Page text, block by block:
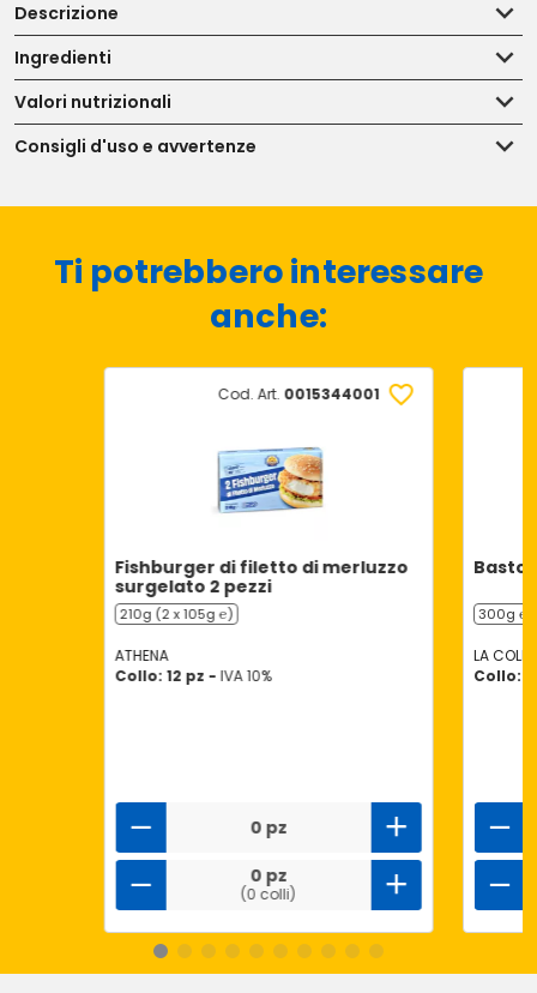
Descrizione
Ingredienti
Valori nutrizionali
Consigli d'uso e avvertenze
Ti potrebbero interessare
anche:
Cod. Art. 0015344001
Fishburger di filetto di merluzzo
surgelato 2 pezzi
210g (2 x 105g ℮)
ATHENA
Collo: 12 pz - IVA 10%
0 pz
0 pz
(0 colli)
300g ℮
LA
Collo: